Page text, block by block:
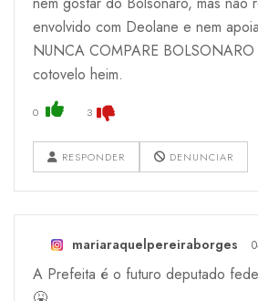
envolvido com Deolane e nem
NUNCA COMPARE
cotovelo heim.
0 3
RESPONDER DENUNCIAR
mariaraquelpereiraborges
A Prefeita é o futuro deputado